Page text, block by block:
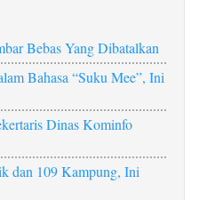
Bebas Yang Dibatalkan
Bahasa “Suku Mee”, Ini
Dinas Kominfo
dan 109 Kampung, Ini